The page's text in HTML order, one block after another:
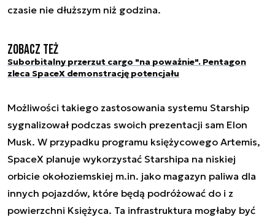
czasie nie dłuższym niż godzina.
Zobacz też
Suborbitalny przerzut cargo "na poważnie". Pentagon
zleca SpaceX demonstrację potencjału
Możliwości takiego zastosowania systemu Starship
sygnalizował podczas swoich prezentacji sam Elon
Musk. W przypadku programu księżycowego Artemis,
SpaceX planuje wykorzystać Starshipa na niskiej
orbicie okołoziemskiej m.in. jako magazyn paliwa dla
innych pojazdów, które będą podróżować do i z
powierzchni Księżyca. Ta infrastruktura mogłaby być